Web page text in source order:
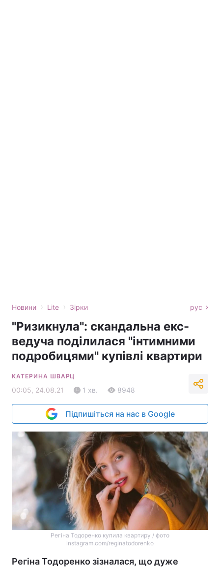
Новини › Lite › Зірки рус
"Ризикнула": скандальна екс-
ведуча поділилася "інтимними
подробицями" купівлі квартири
КАТЕРИНА ШВАРЦ
00:05, 24.08.21 1 хв. 8948
Підпишіться на нас в Google
Регіна Тодоренко купила квартиру / фото
instagram.com/reginatodorenko
Регіна Тодоренко зізналася, що дуже